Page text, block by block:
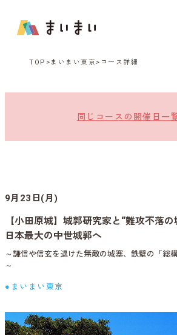
TOP まいまい東京 コース詳細
同じコースの開催日一
9月23日(月)
【小田原城】城郭研究家と“難攻不落
日本最大の中世城郭へ
～謙信や信玄を退けた無敵の城塞、鉄壁の「総
～
●まいまい東京